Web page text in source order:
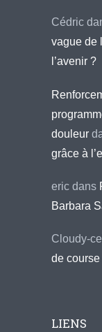
Cédric
vague de
l’avenir ?
douleur
grâce à
eric dans
Barbara
Cloudy-
de
LIENS